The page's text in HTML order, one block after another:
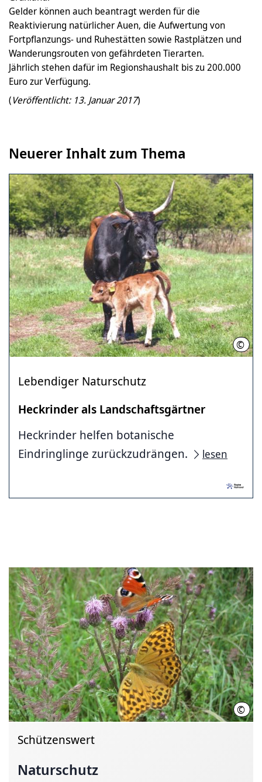
Gelder können auch beantragt werden für die
Reaktivierung natürlicher Auen, die Aufwertung von
Fortpflanzungs- und Ruhestätten sowie Rastplätzen und
Wanderungsrouten von gefährdeten Tierarten.
Jährlich stehen dafür im Regionshaushalt bis zu 200.000
Euro zur Verfügung.
(Veröffentlicht: 13. Januar 2017)
Neuerer Inhalt zum Thema
©
Lebendiger Naturschutz
Heckrinder als Landschaftsgärtner
Heckrinder helfen botanische
Eindringlinge zurückzudrängen.
lesen
©
Schützenswert
Naturschutz